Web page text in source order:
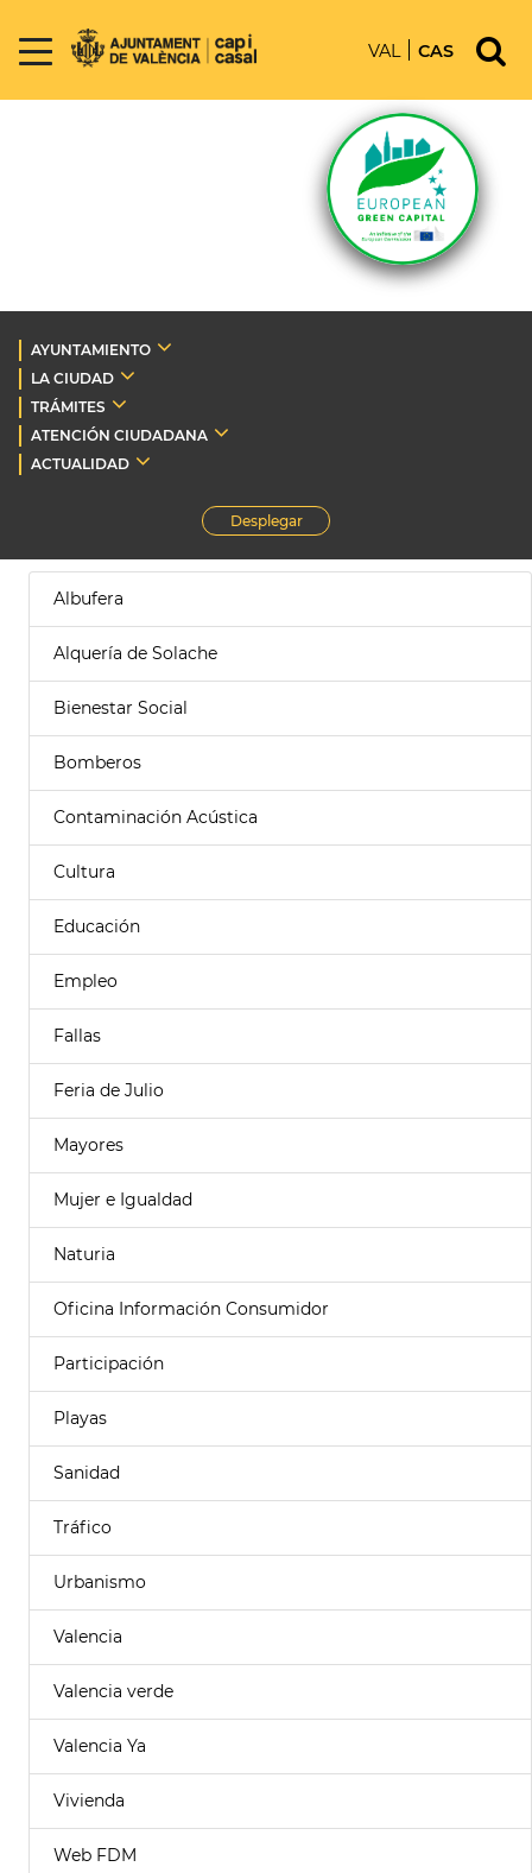
VAL CAS
AYUNTAMIENTO
LA CIUDAD
TRÁMITES
ATENCIÓN CIUDADANA
ACTUALIDAD
Desplegar
Albufera
Alquería de Solache
Bienestar Social
Bomberos
Contaminación Acústica
Cultura
Educación
Empleo
Fallas
Feria de Julio
Mayores
Mujer e Igualdad
Naturia
Oficina Información Consumidor
Participación
Playas
Sanidad
Tráfico
Urbanismo
Valencia
Valencia verde
Valencia Ya
Vivienda
Web FDM